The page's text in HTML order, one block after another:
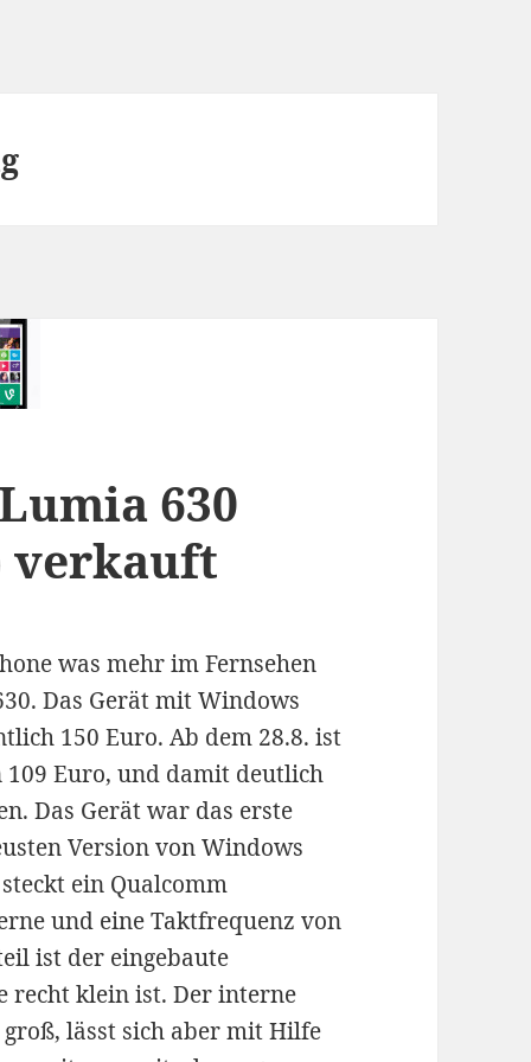
630
verkauft
was mehr im Fernsehen
Das Gerät mit Windows
150 Euro. Ab dem 28.8. ist
109 Euro, und damit deutlich
Das Gerät war das erste
Version von Windows
ein Qualcomm
und eine Taktfrequenz von
ist der eingebaute
recht klein ist. Der interne
lässt sich aber mit Hilfe